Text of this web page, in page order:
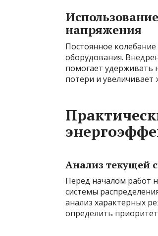
напряжения
Постоянное
оборудования.
помогает удерживать
потери и увеличивает
Анализ текущей
Перед началом работ
системы
анализ характерных
определить